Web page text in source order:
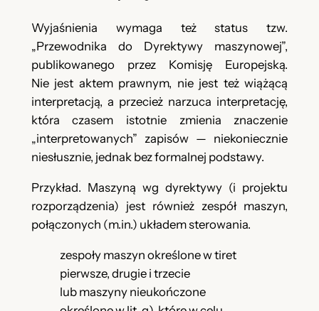
Wyjaśnienia wymaga też status tzw.
„Przewodnika do Dyrektywy maszynowej”,
publikowanego przez Komisję Europejską.
Nie jest aktem prawnym, nie jest też wiążącą
interpretacją, a przecież narzuca interpretację,
która czasem istotnie zmienia znaczenie
„interpretowanych” zapisów — niekoniecznie
niesłusznie, jednak bez formalnej podstawy.
Przykład. Maszyną wg dyrektywy (i projektu
rozporządzenia) jest również zespół maszyn,
połączonych (m.in.) układem sterowania.
zespoły maszyn określone w tiret
pierwsze, drugie i trzecie
lub maszyny nieukończone